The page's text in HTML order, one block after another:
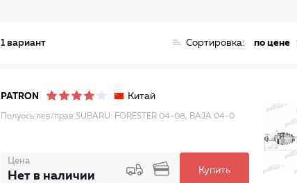
1 вариант Сортировка: по цене
PATRON Китай
Полуось лев/прав SUBARU: FORESTER 04-08, BAJA 04-0
Цена
Нет в наличии Купить